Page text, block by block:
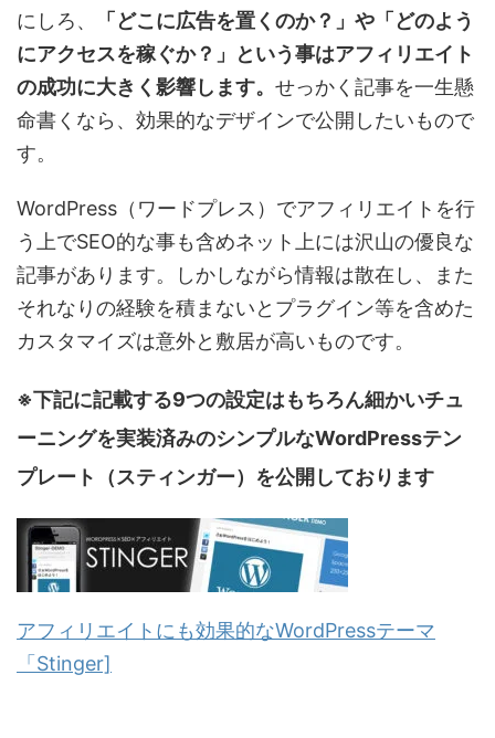
にしろ、
「どこに広告を置くのか？」や「どのよう
にアクセスを稼ぐか？」という事はアフィリエイト
の成功に大きく影響します。 せっかく記事を一生懸
命書くなら、効果的なデザインで公開したいもので
す。
WordPress（ワードプレス）でアフィリエイトを行
う上でSEO的な事も含めネット上には沢山の優良な
記事があります。しかしながら情報は散在し、また
それなりの経験を積まないとプラグイン等を含めた
カスタマイズは意外と敷居が高いものです。
※下記に記載する9つの設定はもちろん細かいチュ
ーニングを実装済みのシンプルなWordPressテン
プレート（スティンガー）を公開しております
アフィリエイトにも効果的なWordPressテーマ
「Stinger]